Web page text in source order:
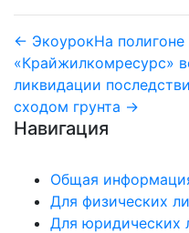
Навигация
по
записям
← ЭкоурокНа
«Крайжилкомресурс»
ликвидации
сходом грунта →
Навигация
Общая
Для физических
Для юридических